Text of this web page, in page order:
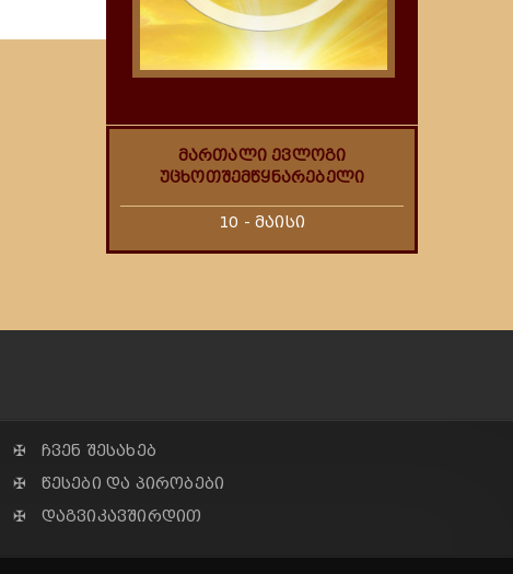
მართალი ევლოგი
უცხოთშემწყნარებელი
10 - მაისი
✠ ჩვენ შესახებ
✠ წესები და პირობები
✠ დაგვიკავშირდით